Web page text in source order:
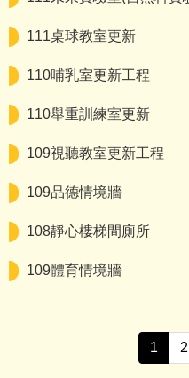
111桌球教室更新
110哺乳室更新工程
110舉重訓練室更新
109視聽教室更新工程
109品德情境牆
108靜心樓梯間廁所
109體育情境牆
1 2